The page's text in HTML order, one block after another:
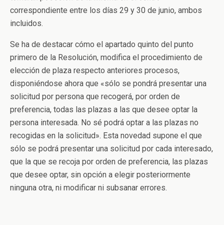
correspondiente entre los días 29 y 30 de junio, ambos
incluidos.
Se ha de destacar cómo el apartado quinto del punto
primero de la Resolución, modifica el procedimiento de
elección de plaza respecto anteriores procesos,
disponiéndose ahora que «sólo se pondrá presentar una
solicitud por persona que recogerá, por orden de
preferencia, todas las plazas a las que desee optar la
persona interesada. No sé podrá optar a las plazas no
recogidas en la solicitud». Esta novedad supone el que
sólo se podrá presentar una solicitud por cada interesado,
que la que se recoja por orden de preferencia, las plazas
que desee optar, sin opción a elegir posteriormente
ninguna otra, ni modificar ni subsanar errores.